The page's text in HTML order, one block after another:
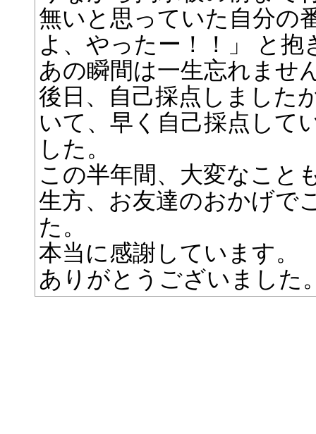
無いと思っていた自分の
よ、やったー！！」 と
あの瞬間は一生忘れませ
後日、自己採点しました
いて、早く自己採点して
した。
この半年間、大変なこと
生方、お友達のおかげで
た。
本当に感謝しています。
ありがとうございました